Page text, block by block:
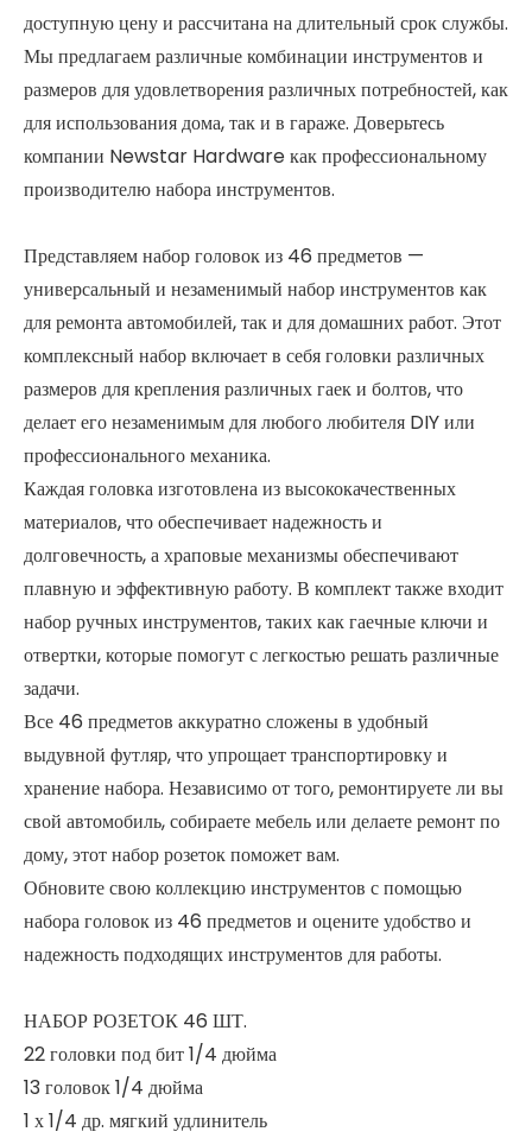
доступную цену и рассчитана на длительный срок службы.
Мы предлагаем различные комбинации инструментов и
размеров для удовлетворения различных потребностей, как
для использования дома, так и в гараже. Доверьтесь
компании Newstar Hardware как профессиональному
производителю набора инструментов.
Представляем набор головок из 46 предметов —
универсальный и незаменимый набор инструментов как
для ремонта автомобилей, так и для домашних работ. Этот
комплексный набор включает в себя головки различных
размеров для крепления различных гаек и болтов, что
делает его незаменимым для любого любителя DIY или
профессионального механика.
Каждая головка изготовлена ​​из высококачественных
материалов, что обеспечивает надежность и
долговечность, а храповые механизмы обеспечивают
плавную и эффективную работу. В комплект также входит
набор ручных инструментов, таких как гаечные ключи и
отвертки, которые помогут с легкостью решать различные
задачи.
Все 46 предметов аккуратно сложены в удобный
выдувной футляр, что упрощает транспортировку и
хранение набора. Независимо от того, ремонтируете ли вы
свой автомобиль, собираете мебель или делаете ремонт по
дому, этот набор розеток поможет вам.
Обновите свою коллекцию инструментов с помощью
набора головок из 46 предметов и оцените удобство и
надежность подходящих инструментов для работы.
НАБОР РОЗЕТОК 46 ШТ.
22 головки под бит 1/4 дюйма
13 головок 1/4 дюйма
1 х 1/4 др. мягкий удлинитель